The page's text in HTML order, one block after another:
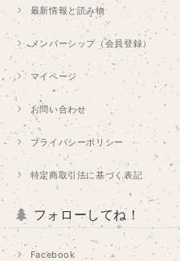
最新情報と読み物
メンバーシップ（会員登録）
マイページ
お問い合わせ
プライバシーポリシー
特定商取引法に基づく表記
フォローしてね！
Facebook